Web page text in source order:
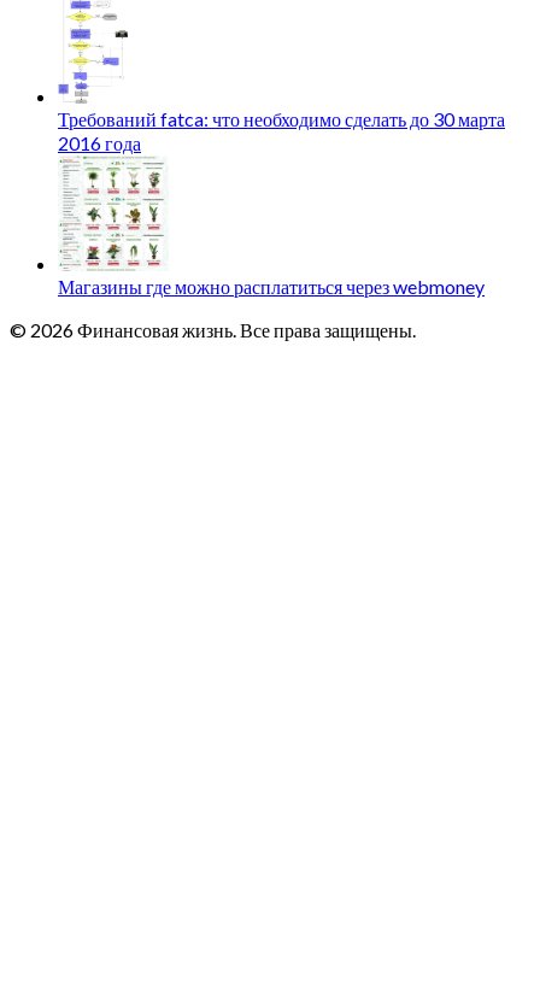
Требований fatca: что необходимо сделать до 30 марта
2016 года
Магазины где можно расплатиться через webmoney
© 2026 Финансовая жизнь. Все права защищены.